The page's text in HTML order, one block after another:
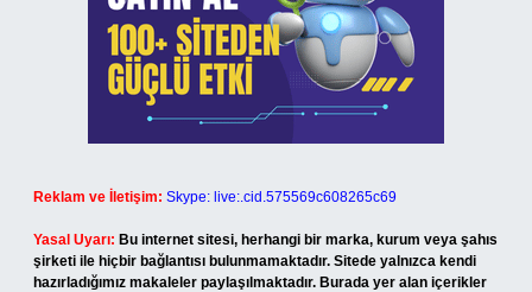
Reklam ve İletişim: Skype: live:.cid.575569c608265c69
Yasal Uyarı: Bu internet sitesi, herhangi bir marka, kurum veya şahıs
şirketi ile hiçbir bağlantısı bulunmamaktadır. Sitede yalnızca kendi
hazırladığımız makaleler paylaşılmaktadır. Burada yer alan içerikler